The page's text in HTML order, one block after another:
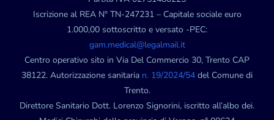
Iscrizione al REA N° TN-247231 – Capitale sociale euro
1.000,00 sottoscritto e versato -PEC:
gam.medical@legalmail.it
Centro operativo sito in Via Del Commercio 30, Trento CAP
38122. Autorizzazione sanitaria n. 19/2024/54 del Comune di
Trento.
Direttore Sanitario Dott. Lorenzo Signorini, iscritto all’albo dei.